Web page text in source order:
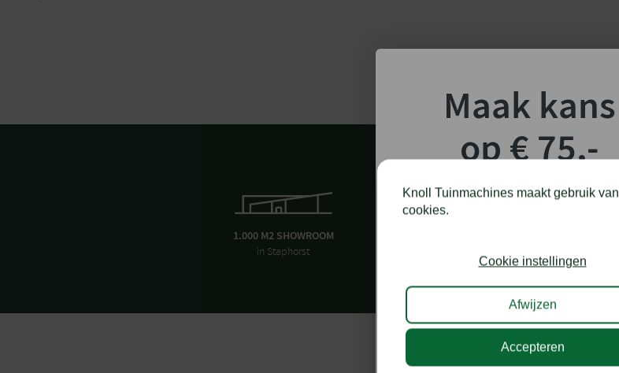
1.000 M2 SHOWROOM
in Staphorst
Knoll Tuinmachines maakt gebruik van
cookies.
Cookie instellingen
Afwijzen
Accepteren
Maak kans
op € 75,-
shoptegoed!
Ik doe graag mee!